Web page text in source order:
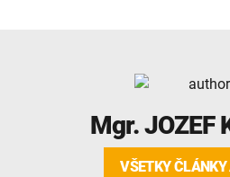
Mgr.JOZEF
VŠETKY